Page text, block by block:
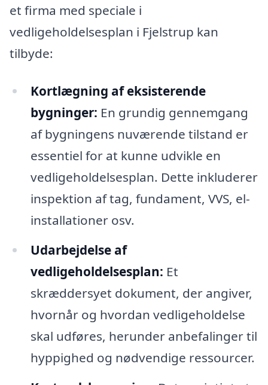
et firma med speciale i
vedligeholdelsesplan i Fjelstrup kan
tilbyde:
Kortlægning af eksisterende
bygninger: En grundig gennemgang
af bygningens nuværende tilstand er
essentiel for at kunne udvikle en
vedligeholdelsesplan. Dette inkluderer
inspektion af tag, fundament, VVS, el-
installationer osv.
Udarbejdelse af
vedligeholdelsesplan: Et
skræddersyet dokument, der angiver,
hvornår og hvordan vedligeholdelse
skal udføres, herunder anbefalinger til
hyppighed og nødvendige ressourcer.